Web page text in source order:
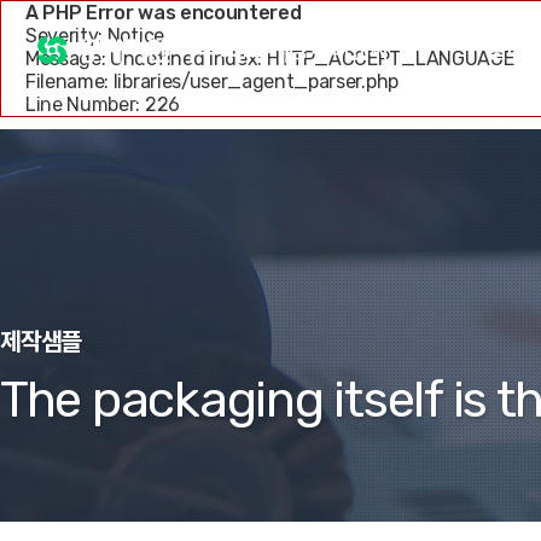
A PHP Error was encountered
Severity: Notice
Message: Undefined index: HTTP_ACCEPT_LANGUAGE
Filename: libraries/user_agent_parser.php
Line Number: 226
성지피앤씨 설비
제작샘플
The packaging itself is